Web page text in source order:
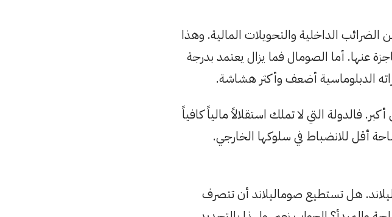
الداخلية والتحويلات المالية. وهذا
عنها. أما الصومال فما يزال يعتمد بدرجة
الدبلوماسية أضعف وأكثر هشاشة.
فالدولة التي لا تملك استقلالاً مالياً كافياً
أقل للانضباط في سلوكها الخارجي.
هل تستطيع صوماليلاند أن تتصرف